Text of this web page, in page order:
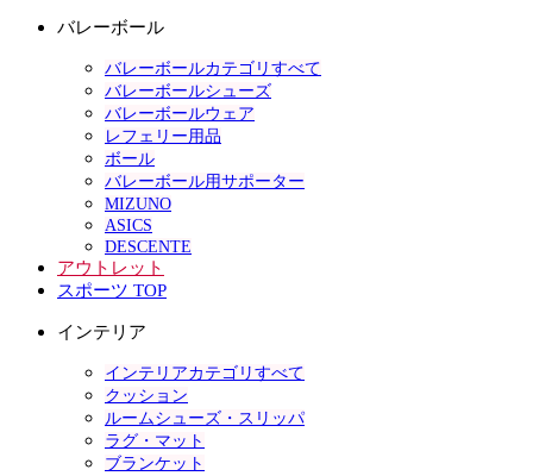
バレーボール
バレーボールカテゴリすべて
バレーボールシューズ
バレーボールウェア
レフェリー用品
ボール
バレーボール用サポーター
MIZUNO
ASICS
DESCENTE
アウトレット
スポーツ TOP
インテリア
インテリアカテゴリすべて
クッション
ルームシューズ・スリッパ
ラグ・マット
ブランケット